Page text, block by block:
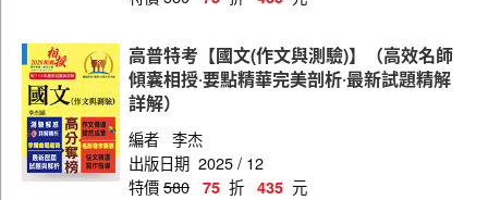
勞工行政
會計
經建行政
電子工程
高普特考【國文(作文與測驗)】（高效名師
傾囊相授‧要點精華完美剖析‧最新試題精解
詳解）
編者 李杰
出版日期 2025 / 12
特價580 75 折 435 元